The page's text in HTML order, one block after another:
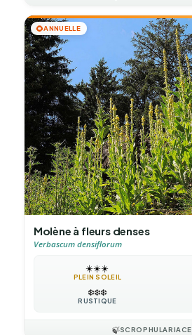
🌻ANNUELLE
Molène à fleurs denses
Verbascum densiflorum
☀️☀️☀️
PLEIN SOLEIL
❄️❄️❄️
RUSTIQUE
🍃